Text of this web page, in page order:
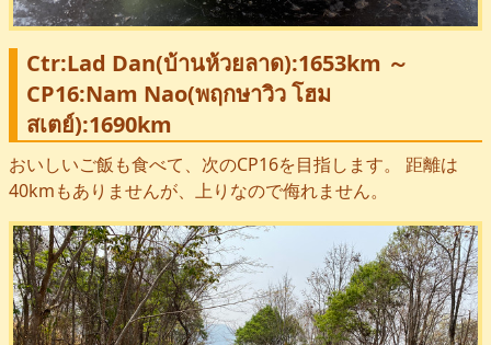
Ctr:Lad Dan(บ้านห้วยลาด):1653km ～
CP16:Nam Nao(พฤกษาวิว โฮม
สเตย์):1690km
おいしいご飯も食べて、次のCP16を目指します。 距離は
40kmもありませんが、上りなので侮れません。